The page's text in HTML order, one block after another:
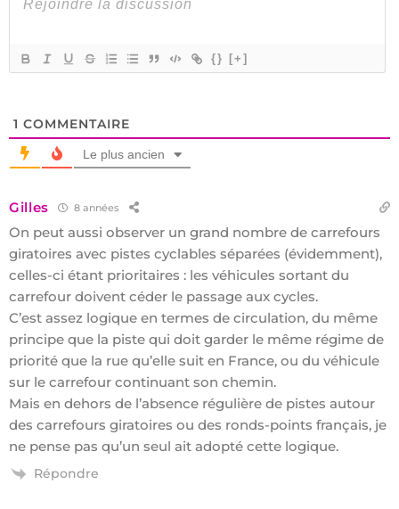
{} [+]
1 COMMENTAIRE
Le plus ancien
Gilles 8 années
On peut aussi observer un grand nombre de carrefours
giratoires avec pistes cyclables séparées (évidemment),
celles-ci étant prioritaires : les véhicules sortant du
carrefour doivent céder le passage aux cycles.
C’est assez logique en termes de circulation, du même
principe que la piste qui doit garder le même régime de
priorité que la rue qu’elle suit en France, ou du véhicule
sur le carrefour continuant son chemin.
Mais en dehors de l’absence régulière de pistes autour
des carrefours giratoires ou des ronds-points français, je
ne pense pas qu’un seul ait adopté cette logique.
Répondre